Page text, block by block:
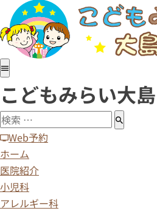
ホーム
医院紹介
小児科
アレルギー科
予防接種
病児・病後児保育室
診療時間・アクセス
求人情報
こどもみらい大
Web予約
ホーム
医院紹介
小児科
アレルギー科